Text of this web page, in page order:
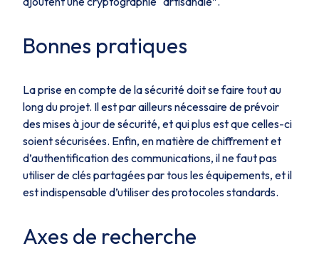
Bonnes pratiques
La prise en compte de la sécurité doit se faire tout au
long du projet. Il est par ailleurs nécessaire de prévoir
des mises à jour de sécurité, et qui plus est que celles-ci
soient sécurisées. Enfin, en matière de chiffrement et
d’authentification des communications, il ne faut pas
utiliser de clés partagées par tous les équipements, et il
est indispensable d’utiliser des protocoles standards.
Axes de recherche